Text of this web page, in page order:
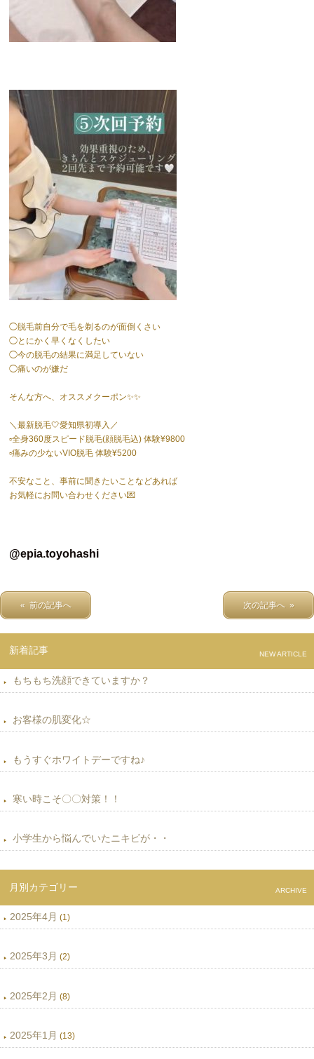
◯脱毛前自分で毛を剃るのが面倒くさい
◯とにかく早くなくしたい
◯今の脱毛の結果に満足していない
◯痛いのが嫌だ
そんな方へ、オススメクーポン✨✨
＼最新脱毛🤍愛知県初導入／
▫️全身360度スピード脱毛(顔脱毛込) 体験¥9800
▫️痛みの少ないVIO脱毛 体験¥5200
不安なこと、事前に聞きたいことなどあれば
お気軽にお問い合わせください💌
@epia.toyohashi
« 前の記事へ 次の記事へ »
新着記事 NEW ARTICLE
もちもち洗顔できていますか？
お客様の肌変化☆
もうすぐホワイトデーですね♪
寒い時こそ〇〇対策！！
小学生から悩んでいたニキビが・・
月別カテゴリー ARCHIVE
2025年4月 (1)
2025年3月 (2)
2025年2月 (8)
2025年1月 (13)